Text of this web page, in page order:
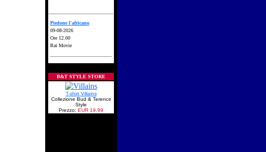
Piedone l'africano
09-08-2026
Ore 12.00
Rai Movie
B&T STYLE STORE
T-shirt Villains
Collezione Bud & Terence
Style
Prezzo: EUR 19,99